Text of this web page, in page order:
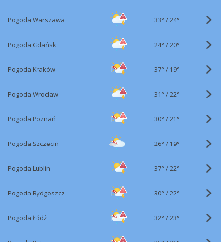
Pogoda Warszawa 33° /24°
Pogoda Gdańsk 24° /20°
Pogoda Kraków 37° / 19°
Pogoda Wrocław 31° /22°
Pogoda Poznań 30° /21°
Pogoda Szczecin 26° / 19°
Pogoda Lublin 37° /22°
Pogoda Bydgoszcz 30° /22°
Pogoda Łódź 32° /23°